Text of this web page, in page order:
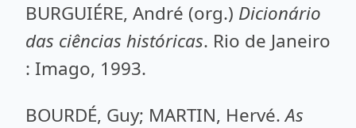
BURGUIÉRE, André (org.) Dicionário
das ciências históricas. Rio de Janeiro
: Imago, 1993.
BOURDÉ, Guy; MARTIN, Hervé.As